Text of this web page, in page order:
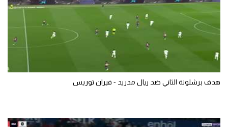
هدف برشلونة الثاني ضد ريال مدريد - فيران توريس